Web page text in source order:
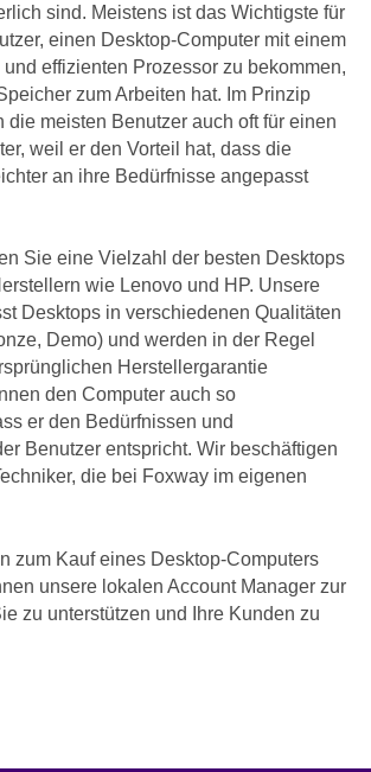
sind. Meistens ist das Wichtigste für
einen Desktop-Computer mit einem
und effizienten Prozessor zu bekommen,
zum Arbeiten hat. Im Prinzip
die meisten Benutzer auch oft für einen
weil er den Vorteil hat, dass die
an ihre Bedürfnisse angepasst
Sie eine Vielzahl der besten Desktops
wie Lenovo und HP. Unsere
Desktops in verschiedenen Qualitäten
Demo) und werden in der Regel
Herstellergarantie
den Computer auch so
er den Bedürfnissen und
Benutzer entspricht. Wir beschäftigen
die bei Foxway im eigenen
zum Kauf eines Desktop-Computers
unsere lokalen Account Manager zur
zu unterstützen und Ihre Kunden zu